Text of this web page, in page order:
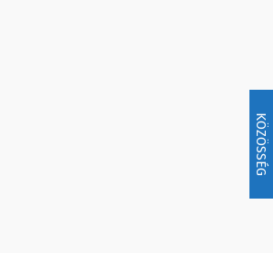
KÖZÖSSÉG